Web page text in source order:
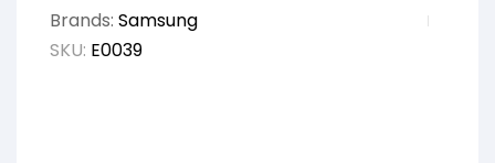
Brands: Samsung
SKU: E0039